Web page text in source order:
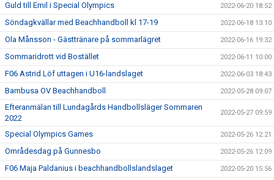
Guld till Emil i Special Olympics 2022-06-20 18:52
Söndagkvällar med Beachhandboll kl 17-19 2022-06-18 13:10
Ola Månsson - Gästtränare på sommarlägret 2022-06-16 19:32
Sommaridrott vid Bostället 2022-06-11 10:00
F06 Astrid Löf uttagen i U16-landslaget 2022-06-03 18:43
Bambusa OV Beachhandboll 2022-05-28 09:07
Efteranmälan till Lundagårds Handbollsläger Sommaren
2022
2022-05-27 09:59
Special Olympics Games 2022-05-26 12:21
Områdesdag på Gunnesbo 2022-05-26 12:09
F06 Maja Paldanius i beachhandbollslandslaget 2022-05-20 15:56